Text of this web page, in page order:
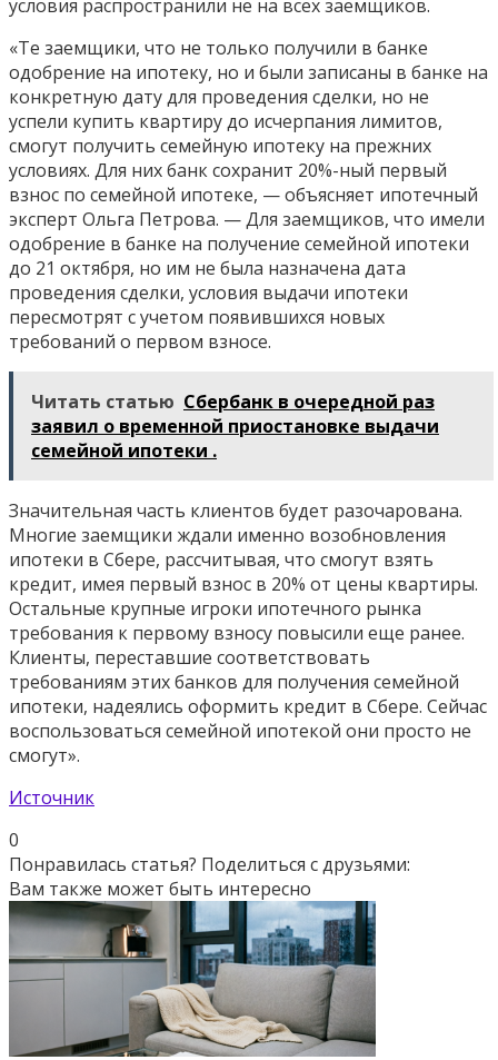
условия распространили не на всех заемщиков.
«Те заемщики, что не только получили в банке
одобрение на ипотеку, но и были записаны в банке на
конкретную дату для проведения сделки, но не
успели купить квартиру до исчерпания лимитов,
смогут получить семейную ипотеку на прежних
условиях. Для них банк сохранит 20%-ный первый
взнос по семейной ипотеке, — объясняет ипотечный
эксперт Ольга Петрова. — Для заемщиков, что имели
одобрение в банке на получение семейной ипотеки
до 21 октября, но им не была назначена дата
проведения сделки, условия выдачи ипотеки
пересмотрят с учетом появившихся новых
требований о первом взносе.
Читать статью Сбербанк в очередной раз
заявил о временной приостановке выдачи
семейной ипотеки .
Значительная часть клиентов будет разочарована.
Многие заемщики ждали именно возобновления
ипотеки в Сбере, рассчитывая, что смогут взять
кредит, имея первый взнос в 20% от цены квартиры.
Остальные крупные игроки ипотечного рынка
требования к первому взносу повысили еще ранее.
Клиенты, переставшие соответствовать
требованиям этих банков для получения семейной
ипотеки, надеялись оформить кредит в Сбере. Сейчас
воспользоваться семейной ипотекой они просто не
смогут».
Источник
0
Понравилась статья? Поделиться с друзьями:
Вам также может быть интересно